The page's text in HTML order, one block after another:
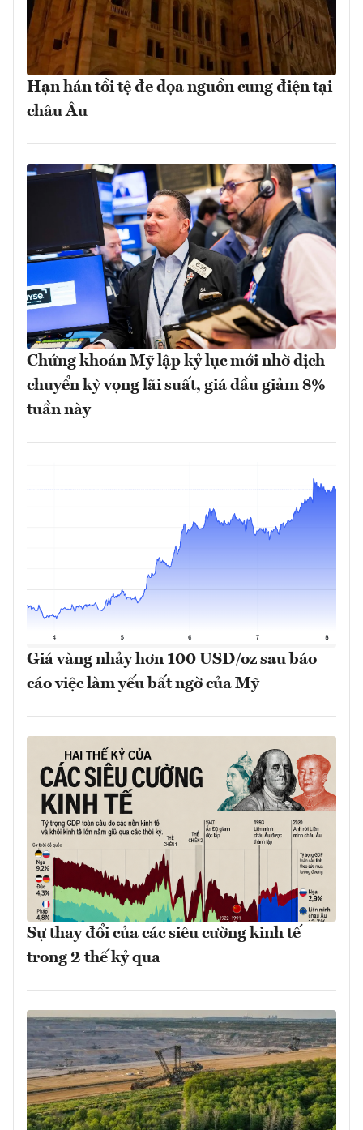
Hạn hán tồi tệ đe dọa nguồn cung điện tại
châu Âu
Chứng khoán Mỹ lập kỷ lục mới nhờ dịch
chuyển kỳ vọng lãi suất, giá dầu giảm 8%
tuần này
Giá vàng nhảy hơn 100 USD/oz sau báo
cáo việc làm yếu bất ngờ của Mỹ
Sự thay đổi của các siêu cường kinh tế
trong 2 thế kỷ qua